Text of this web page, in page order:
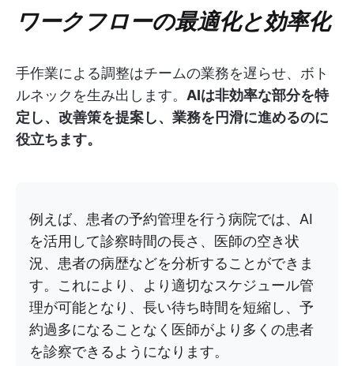
ワークフローの最適化と効率化
手作業による調整はチームの業務を遅らせ、ボト
ルネックを生み出します。 AIは非効率な部分を特
定し、改善策を提案し、業務を円滑に進めるのに
役立ちます。
例えば、患者の予約管理を行う病院では、AI
を活用して診察時間の長さ、医師の空き状
況、患者の病歴などを分析することができま
す。これにより、より適切なスケジュール管
理が可能となり、長い待ち時間を短縮し、予
約過多になることなく医師がより多くの患者
を診察できるようになります。